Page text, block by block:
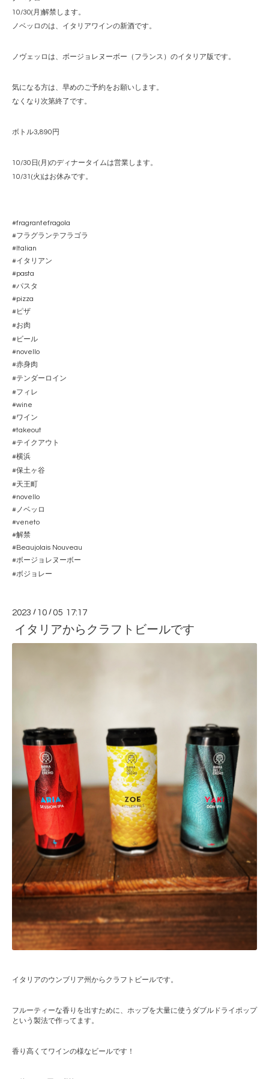
10/30(月 )解禁します。
ノベッロのは、イタリアワインの新酒です。
ノヴェッロは、ボージョレヌーボー（フランス）のイタリア版です。
気になる方は、早めのご予約をお願いします。
なくなり次第終了です。
ボトル3,890 円
10/30 日 (月 )のディナータイムは営業します。
10/31(火)はお休みです。
#fragrantefragola
#フラグランテフラゴラ
#Italian
#イタリアン
#pasta
#パスタ
#pizza
# ピザ
#お肉
# ビール
#novello
#赤身肉
#テンダーロイン
#フィレ
#wine
#ワイン
#takeout
#テイクアウト
#横浜
#保土ヶ谷
#天王町
#novello
#ノベッロ
#veneto
#解禁
#Beaujolais Nouveau
#ボージョレヌーボー
#ボジョレー
2023 / 10 /05 17:17
イタリアからクラフトビールです
イタリアのウンブリア州からクラフトビールです。
フルーティーな香りを出すために、ホップを大量に使うダブルドライポップ
という製法で作ってます。
香り高くてワインの様なビールです！